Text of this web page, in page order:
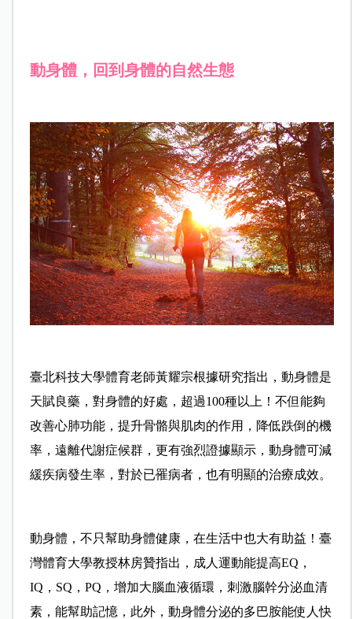
動身體，回到身體的自然生態
臺北科技大學體育老師黃耀宗根據研究指出，動身體是
天賦良藥，對身體的好處，超過100種以上！不但能夠
改善心肺功能，提升骨骼與肌肉的作用，降低跌倒的機
率，遠離代謝症候群，更有強烈證據顯示，動身體可減
緩疾病發生率，對於已罹病者，也有明顯的治療成效。
動身體，不只幫助身體健康，在生活中也大有助益！臺
灣體育大學教授林房贊指出，成人運動能提高EQ，
IQ，SQ，PQ，增加大腦血液循環，刺激腦幹分泌血清
素，能幫助記憶，此外，動身體分泌的多巴胺能使人快